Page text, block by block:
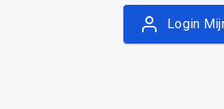
Login